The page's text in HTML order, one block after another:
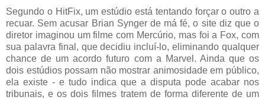
Segundo o HitFix, um estúdio está tentando forçar o outro a
recuar. Sem acusar Brian Synger de má fé, o site diz que o
diretor imaginou um filme com Mercúrio, mas foi a Fox, com
sua palavra final, que decidiu incluí-lo, eliminando qualquer
chance de um acordo futuro com a Marvel. Ainda que os
dois estúdios possam não mostrar animosidade em público,
ela existe - e tudo indica que a disputa pode acabar nos
tribunais, e os dois filmes tratem de forma diferente de um